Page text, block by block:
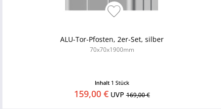
ALU-Tor-Pfosten, 2er-Set, silber
70x70x1900mm
Inhalt 1 Stück
159,00 €UVP169,00 €